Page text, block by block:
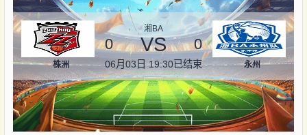
株洲
湘BA
0 VS 0
06月03日 19:30已结束 永州